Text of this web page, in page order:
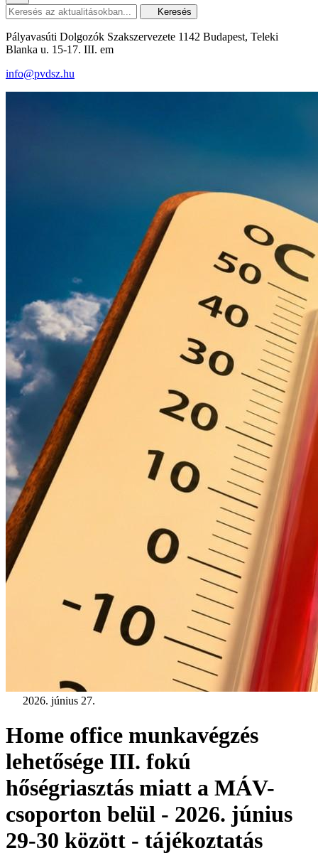
Keresés
Pályavasúti Dolgozók Szakszervezete 1142 Budapest, Teleki
Blanka u. 15-17. III. em
info@pvdsz.hu
2026. június 27.
Home office munkavégzés
lehetősége III. fokú
hőségriasztás miatt a MÁV-
csoporton belül - 2026. június
29-30 között - tájékoztatás